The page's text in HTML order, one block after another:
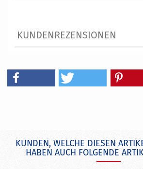
KUNDENREZENSIONEN
KUNDEN, WELCHE DIESEN
HABEN AUCH FOLGENDE